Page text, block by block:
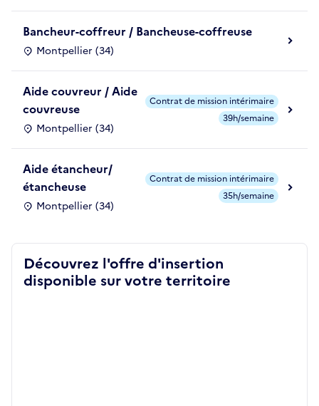
Bancheur-coffreur / Bancheuse-coffreuse
Montpellier (34)
Aide couvreur / Aide
couvreuse
Montpellier (34)
Contrat de mission intérimaire
39h/semaine
Aide étancheur/
étancheuse
Montpellier (34)
Contrat de mission intérimaire
35h/semaine
Découvrez l'offre d'insertion
disponible sur votre territoire